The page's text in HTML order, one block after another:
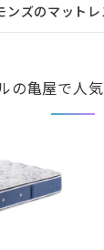
ンズのマット
の亀屋で人